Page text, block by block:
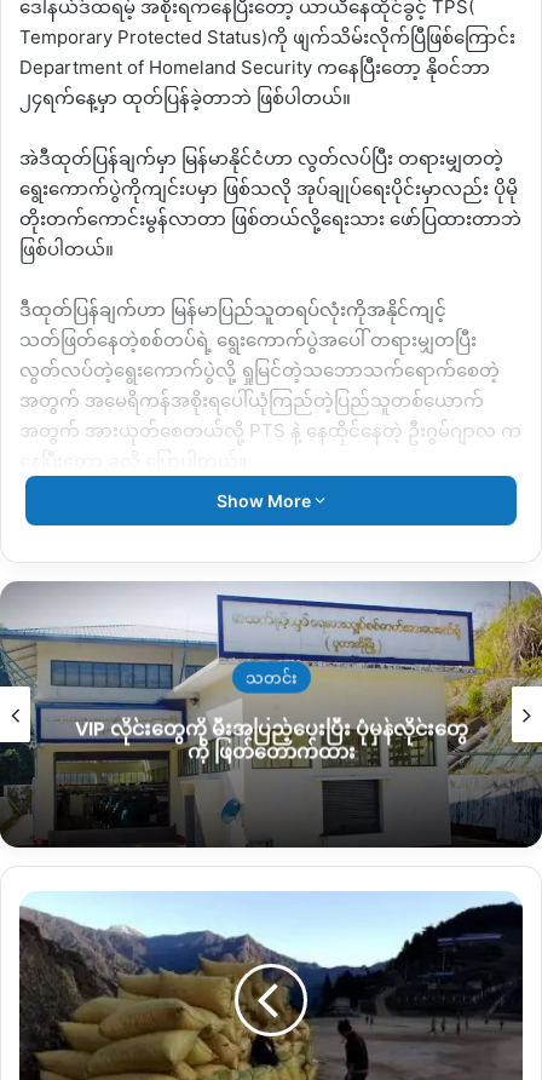
ဒေါ်နယ်ဒ်ထရမ့် အစိုးရကနေပြီးတော့ ယာယီနေထိုင်ခွင့် TPS(
Temporary Protected Status)ကို ဖျက်သိမ်းလိုက်ပြီဖြစ်ကြောင်း
Department of Homeland Security ကနေပြီးတော့ နိုဝင်ဘာ
၂၄ရက်နေ့မှာ ထုတ်ပြန်ခဲ့တာဘဲ ဖြစ်ပါတယ်။
အဲဒီထုတ်ပြန်ချက်မှာ မြန်မာနိုင်ငံဟာ လွတ်လပ်ပြီး တရားမျှတတဲ့
ရွေးကောက်ပွဲကိုကျင်းပမှာ ဖြစ်သလို အုပ်ချုပ်ရေးပိုင်းမှာလည်း ပိုမို
တိုးတက်ကောင်းမွန်လာတာ ဖြစ်တယ်လို့ရေးသား ဖော်ပြထားတာဘဲ
ဖြစ်ပါတယ်။
ဒီထုတ်ပြန်ချက်ဟာ မြန်မာပြည်သူတရပ်လုံးကိုအနိုင်ကျင့်
သတ်ဖြတ်နေတဲ့စစ်တပ်ရဲ့ ရွေးကောက်ပွဲအပေါ် တရားမျှတပြီး
လွတ်လပ်တဲ့ရွေးကောက်ပွဲလို့ ရှုမြင်တဲ့သဘောသက်ရောက်စေတဲ့
အတွက် အမေရိကန်အစိုးရ‌ပေါ်ယုံကြည်တဲ့ပြည်သူတစ်ယောက်
အတွက် အားယုတ်စေတယ်လို့ PTS နဲ့ နေထိုင်နေတဲ့ ဦးဂွမ်ဂျာလ က
“အမေရိကန်ဆိုတာက မြန်မာနိုင်ငံသားတွေလည်း အရမ်းအားကိုး
အာဏာရှင်တိုင်းပြည်ကိုလည်း ဘယ်တော့မှ လက်ခံခဲ့ဖူးတာမျိုး မရှိ
ဖူးဘူး။ ဒါပေမယ့်လည်း အခုလို ထုတ်ပြန်ချက်ထုတ်ပြီး တိုင်းပြည်
က အေးချမ်းလာပြီ။ မြန်မာနိုင်ငံမှာ လုပ်နေတဲ့ ရွေးကောက်ပွဲက
အတုအယောင်ရွေးကောက်ပွဲလို့ ပြည်သူတွေ ပြောနေပေမယ့်လည်း
လက်ရှိ အုပ်ချုပ်ရေးအစိုးရက
တဲ့ ပြောချင်တာက
လွတ်လပ်တယ် တရားမျှတတယ်ပေါ့”လို့ ဆိုပါတယ်။
လက်ရှိTPSကို ဖျက်သိမ်းလိုက်ပြီဆိုပေမယ့်လည်း ရက်ပေါင်း ၆၀
အချိန်ထပ်ပေးထားပြီး ၂၀၂၆ ဇန်နဝါရီလ ၂၆ ရက်မဆုံးခင် အမေရိ
ကန် နိုင်ငံတွင်းကနေ ထွက်ခွာသွားရမှာ ဖြစ်ပါတယ်။
TPS(Temporary Protected Status)
ဆိုတဲ့ ယာယီနေထိုင်ခွင့်ဟာ
နိုင်ငံတွင်း သဘာဝဘေးနဲ့ စစ်ဘေးကြောင့် ပြန်သွားလို့ မရတဲ့သူတွေ
ကို ပေးတဲ့ အထောက်အထားဖြစ်ပြီး ၂၀၂၁ စစ်ကောင်စီ
အာဏာသိမ်းပြီးနောက် အမေရိကန်သမ္မတ ဂျိုးဘိုင်ဒင်လက်ထက်
မှာ တိုင်းပြည်မှာ နေလို့မရတော့တဲ့ မြန်မာနိုင်ငံသားတွေကို ပေးအပ်
ထားတဲ့ အခွင့်အရေးတစ်ခုလည်း ဖြစ်ပါတယ်။
Show More
သတင်း
VIP လိုင်းတွေကို မီးအပြည့်ပေးပြီး ပုံမှန်လိုင်းတွေ
ကို ဖြတ်တောက်ထား
ပူ
တာ
အို
-
ခေါင်
လ
မ်